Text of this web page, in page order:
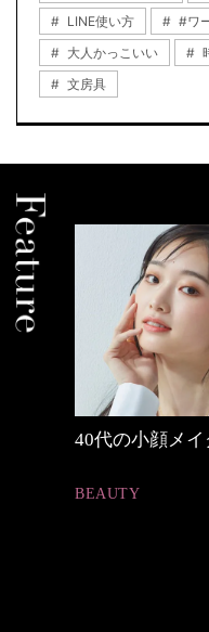
LINE使い方
#ワ
大人かっこいい
文房具
【ワーママのき